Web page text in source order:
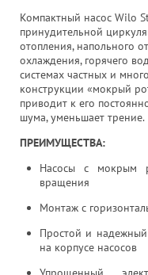
Компактный насос Wilo
принудительной
отопления, напольного
охлаждения, горячего
системах частных и
конструкции «мокрый
приводит к его
шума, уменьшает трение.
ПРЕИМУЩЕСТВА:
Насосы с мокрым
вращения
Монтаж с
Простой и
на корпусе насосов